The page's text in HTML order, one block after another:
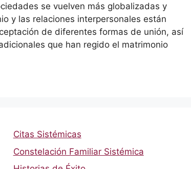
se vuelven más globalizadas y
y las relaciones interpersonales están
de diferentes formas de unión, así
que han regido el matrimonio
Citas Sistémicas
Constelación Familiar Sistémica